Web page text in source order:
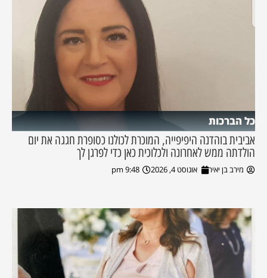
כל הברכות
אביבית בוהדנה היפיפייה, המוכרת לכולנו כסופרת חגגה את יום
הולדתה ממש לאחרונה ולכלוכית כאן כדי לפרגן לך
מירב בן יאיר אוגוסט 4, 2026 9:48 pm